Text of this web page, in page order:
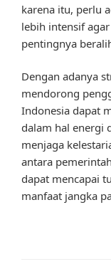
karena itu, perlu
lebih intensif
pentingnya
Dengan adanya
mendorong
Indonesia dapat
dalam hal energi
menjaga
antara
dapat mencapai
manfaat jangka